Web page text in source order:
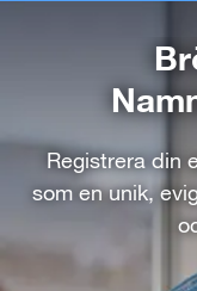
Registrera din
som en unik,